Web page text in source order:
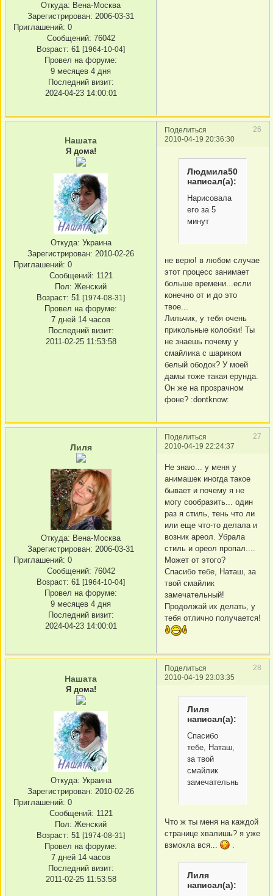
Откуда: Вена-Москва
Зарегистрирован: 2006-03-31
Приглашений: 0
Сообщений: 76042
Возраст: 61 [1964-10-04]
Провел на форуме:
9 месяцев 4 дня
Последний визит:
2024-04-23 14:00:01
Поделиться
26
2010-04-19 20:36:30
Нашата
Я дома!
Откуда: Украина
Зарегистрирован: 2010-02-26
Приглашений: 0
Сообщений: 1121
Пол: Женский
Возраст: 51 [1974-08-31]
Провел на форуме:
7 дней 14 часов
Последний визит:
2011-02-25 11:53:58
Людмила50
написал(а):
Нарисовала
его за 5
минут
не верю! в любом случае
этот процесс занимает
больше времени...если
конечно от и до это
твое...
Лильчик, у тебя очень
прикольные колобки! Ты
не знаешь почему у
смайлика с шариком
белый ободок? У моей
дамы тоже такая ерунда.
Он же на прозрачном
фоне? :dontknow:
Поделиться
27
2010-04-19 22:24:37
Лиля
Откуда: Вена-Москва
Зарегистрирован: 2006-03-31
Приглашений: 0
Сообщений: 76042
Возраст: 61 [1964-10-04]
Провел на форуме:
9 месяцев 4 дня
Последний визит:
2024-04-23 14:00:01
Не знаю... у меня у
анимашек иногда такое
бывает и почему я не
могу сообразить... один
раз я стиль, тень что ли
или еще что-то делала и
возник ареол. Убрала
стиль и ореол пропал....
Может от этого?
Спасибо тебе, Наташ, за
твой смайлик
замечательный!
Продолжай их делать, у
тебя отлично получается!
Поделиться
28
2010-04-19 23:03:35
Нашата
Я дома!
Откуда: Украина
Зарегистрирован: 2010-02-26
Приглашений: 0
Сообщений: 1121
Пол: Женский
Возраст: 51 [1974-08-31]
Провел на форуме:
7 дней 14 часов
Последний визит:
2011-02-25 11:53:58
Лиля
написал(а):
Спасибо
тебе, Наташ,
за твой
смайлик
замечательный!
Что ж ты меня на каждой
странице хвалишь? я уже
взмокла вся...
Лиля
написал(а):